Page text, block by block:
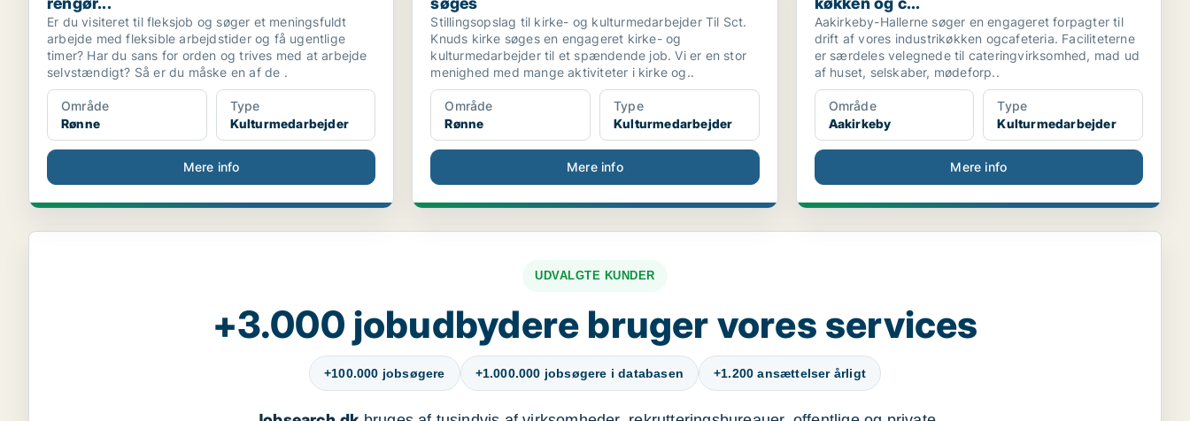
Er du visiteret til fleksjob og søger et meningsfuldt
arbejde med fleksible arbejdstider og få ugentlige
timer? Har du sans for orden og trives med at arbejde
selvstændigt? Så er du måske en af de .
Område
Rønne
Type
Kulturmedarbejder
Mere info
Stillingsopslag til kirke- og kulturmedarbejder Til Sct.
Knuds kirke søges en engageret kirke- og
kulturmedarbejder til et spændende job. Vi er en stor
menighed med mange aktiviteter i kirke og..
Område
Rønne
Type
Kulturmedarbejder
Mere info
Aakirkeby-Hallerne søger en engageret forpagter til
drift af vores industrikøkken ogcafeteria. Faciliteterne
er særdeles velegnede til cateringvirksomhed, mad ud
af huset, selskaber, mødeforp..
Område
Aakirkeby
Type
Kulturmedarbejder
Mere info
UDVALGTE KUNDER
+3.000 jobudbydere bruger vores services
+100.000 jobsøgere +1.000.000 jobsøgere i databasen +1.200 ansættelser årligt